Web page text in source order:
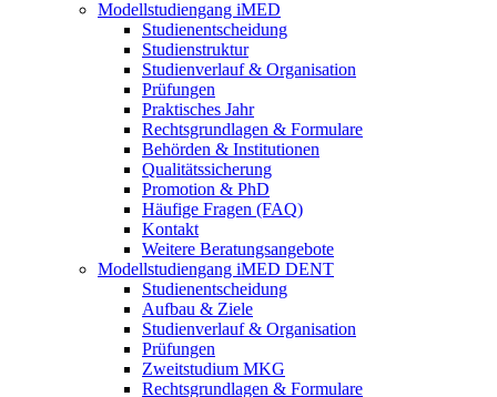
Modellstudiengang iMED
Studienentscheidung
Studienstruktur
Studienverlauf & Organisation
Prüfungen
Praktisches Jahr
Rechtsgrundlagen & Formulare
Behörden & Institutionen
Qualitätssicherung
Promotion & PhD
Häufige Fragen (FAQ)
Kontakt
Weitere Beratungsangebote
Modellstudiengang iMED DENT
Studienentscheidung
Aufbau & Ziele
Studienverlauf & Organisation
Prüfungen
Zweitstudium MKG
Rechtsgrundlagen & Formulare